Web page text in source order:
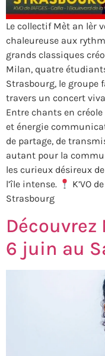
Le collectif Mèt an lèr
chaleureuse aux
grands classiques
Milan, quatre
Strasbourg, le groupe
travers un concert
Entre chants en
et énergie
de partage, de
autant pour la
les curieux désireux
l’île intense.
K’VO
Strasbourg
6 juin au